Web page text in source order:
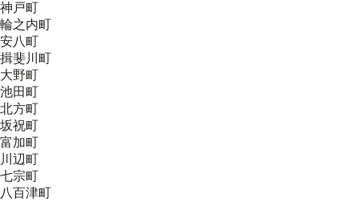
神戸町
輪之内町
安八町
揖斐川町
大野町
池田町
北方町
坂祝町
富加町
川辺町
七宗町
八百津町